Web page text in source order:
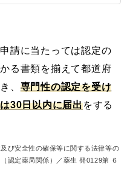
請に当たっては認定の
る書類を揃えて都道府
、 専門性の認定を受け
30日以内に届出をする
び安全性の確保等に関する法律等の
認定薬局関係）／薬生 発0129第 ６